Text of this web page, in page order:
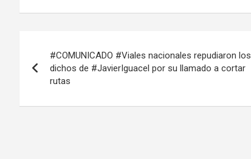
de
#COMUNICADO #Viales nacionales repudiaron los
dichos de #JavierIguacel por su llamado a cortar
rutas